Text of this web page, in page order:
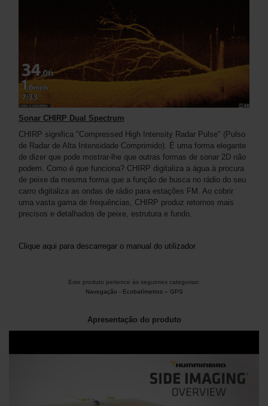
Sonar CHIRP Dual Spectrum
CHIRP significa "Compressed High Intensity Radar Pulse" (Pulso
de Radar de Alta Intensidade Comprimido). É uma forma elegante
de dizer que pode mostrar-lhe que outras formas de sonar 2D não
podem. Como é que funciona? CHIRP digitaliza a água à procura
de peixe da mesma forma que a função de busca no rádio do seu
carro digitaliza as ondas de rádio para estações FM. Ao cobrir
uma vasta gama de frequências, CHIRP produz retornos mais
precisos e detalhados de peixe, estrutura e fundo.
Clique aqui para descarregar o manual do utilizador
Este produto pertence às seguintes categorias:
Navegação - Ecobatímetros – GPS
Apresentação do produto